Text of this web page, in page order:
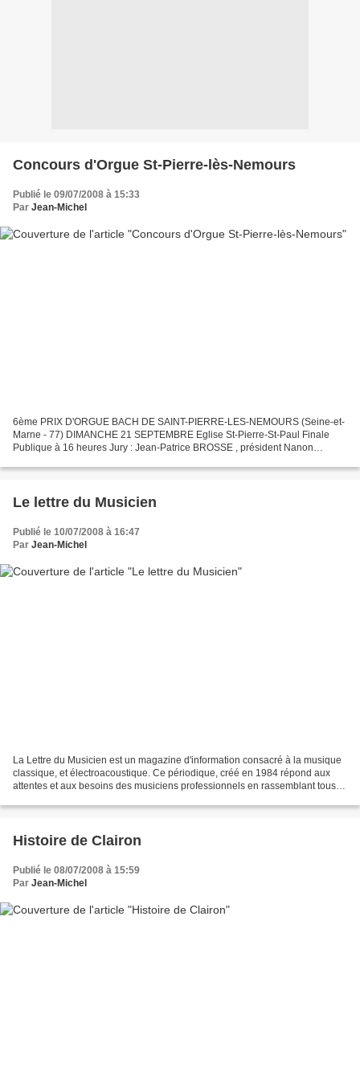
Concours d'Orgue St-Pierre-lès-Nemours
Publié le 09/07/2008 à 15:33
Par Jean-Michel
6ème PRIX D'ORGUE BACH DE SAINT-PIERRE-LES-NEMOURS (Seine-et-
Marne - 77) DIMANCHE 21 SEPTEMBRE Eglise St-Pierre-St-Paul Finale
Publique à 16 heures Jury : Jean-Patrice BROSSE , président Nanon
Le lettre du Musicien
Publié le 10/07/2008 à 16:47
Par Jean-Michel
La Lettre du Musicien est un magazine d'information consacré à la musique
classique, et électroacoustique. Ce périodique, créé en 1984 répond aux
attentes et aux besoins des musiciens professionnels en rassemblant tous
Histoire de Clairon
Publié le 08/07/2008 à 15:59
Par Jean-Michel